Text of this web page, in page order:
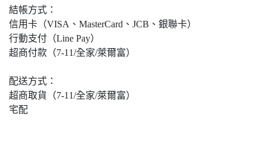
結帳方式：
信用卡（VISA、MasterCard、JCB、銀聯卡）
行動支付（Line Pay）
超商付款（7-11/全家/萊爾富）
配送方式：
超商取貨（7-11/全家/萊爾富）
宅配